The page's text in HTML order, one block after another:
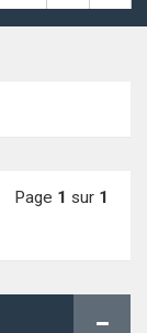
Page 1 sur 1